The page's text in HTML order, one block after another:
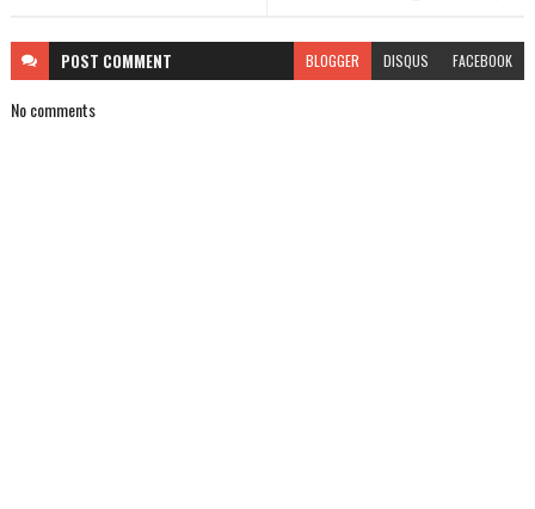
POST COMMENT BLOGGER DISQUS FACEBOOK
No comments